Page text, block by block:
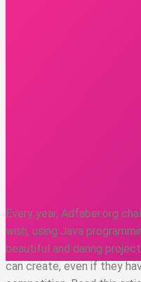
Every year, Adfaber.org
wish, using Java
beautiful and daring
can create, even if they